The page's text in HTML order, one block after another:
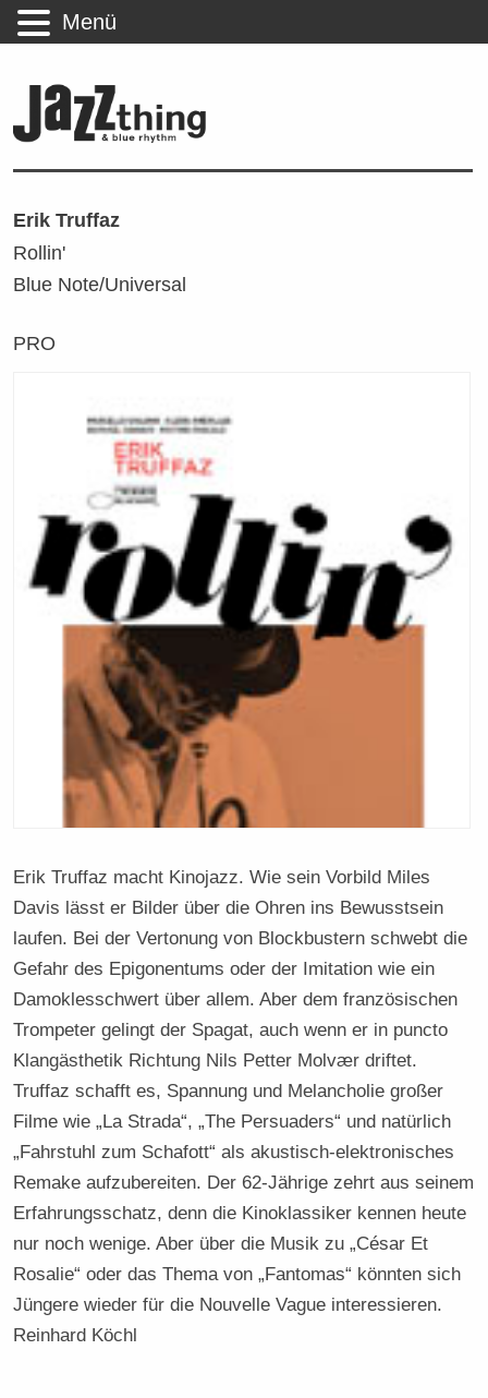
Erik Truffaz
Rollin'
Blue Note/Universal
PRO
Erik Truffaz macht Kinojazz. Wie sein Vorbild Miles
Davis lässt er Bilder über die Ohren ins Bewusstsein
laufen. Bei der Vertonung von Blockbustern schwebt die
Gefahr des Epigonentums oder der Imitation wie ein
Damoklesschwert über allem. Aber dem französischen
Trompeter gelingt der Spagat, auch wenn er in puncto
Klangästhetik Richtung Nils Petter Molvær driftet.
Truffaz schafft es, Spannung und Melancholie großer
Filme wie „La Strada“, „The Persuaders“ und natürlich
„Fahrstuhl zum Schafott“ als akustisch-elektronisches
Remake aufzubereiten. Der 62-Jährige zehrt aus seinem
Erfahrungsschatz, denn die Kinoklassiker kennen heute
nur noch wenige. Aber über die Musik zu „César Et
Rosalie“ oder das Thema von „Fantomas“ könnten sich
Jüngere wieder für die Nouvelle Vague interessieren.
Reinhard Köchl
Menü